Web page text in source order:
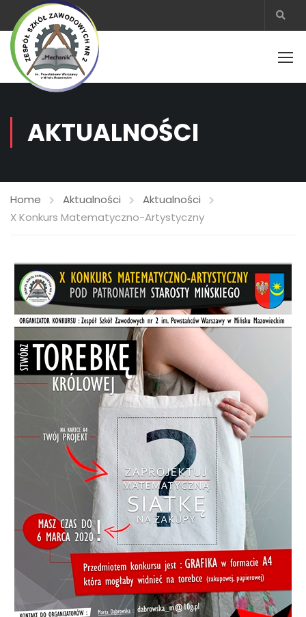
AKTUALNOŚCI
Home Aktualności
Aktualności
X Konkurs Matematyczno-Artystyczny